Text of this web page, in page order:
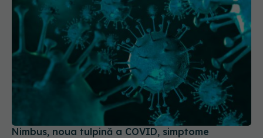
Nimbus, noua tulpină a COVID, simptome
neobișnuite